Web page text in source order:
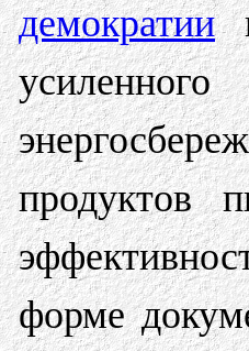
демократиии
продуктов
форме